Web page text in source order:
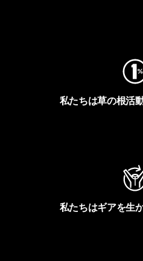
私たちは草の根活
私たちはギアを生